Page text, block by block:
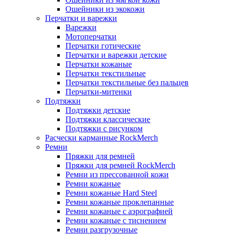
Ошейники из экокожи
Перчатки и варежки
Варежки
Мотоперчатки
Перчатки готические
Перчатки и варежки детские
Перчатки кожаные
Перчатки текстильные
Перчатки текстильные без пальцев
Перчатки-митенки
Подтяжки
Подтяжки детские
Подтяжки классические
Подтяжки с рисунком
Расчески карманные RockMerch
Ремни
Пряжки для ремней
Пряжки для ремней RockMerch
Ремни из прессованной кожи
Ремни кожаные
Ремни кожаные Hard Steel
Ремни кожаные проклепанные
Ремни кожаные с аэрографией
Ремни кожаные с тиснением
Ремни разгрузочные